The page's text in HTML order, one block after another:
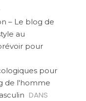
– Le blog de
au
pour
pour
de l'homme
DANS